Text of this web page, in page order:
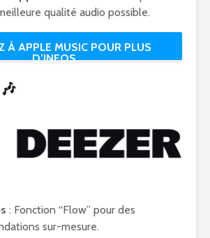
qualité audio possible.
À APPLE MUSIC POUR PLUS
D’INFOS
: Fonction “Flow” pour des
sur-mesure.